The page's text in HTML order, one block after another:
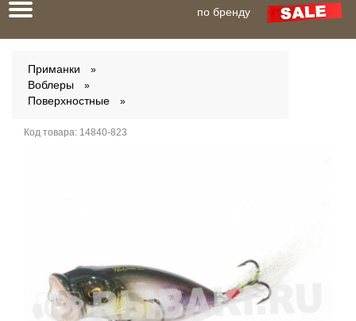
Toggle
navigation
по бренду
Приманки
Воблеры
Поверхностные
Код товара: 14840-823